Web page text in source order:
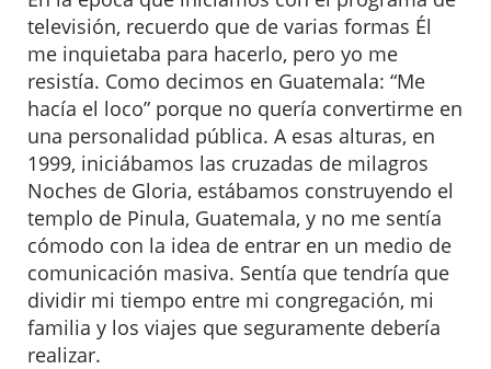
televisión, recuerdo que de varias formas Él
me inquietaba para hacerlo, pero yo me
resistía. Como decimos en Guatemala: “Me
hacía el loco” porque no quería convertirme en
una personalidad pública. A esas alturas, en
1999, iniciábamos las cruzadas de milagros
Noches de Gloria, estábamos construyendo el
templo de Pinula, Guatemala, y no me sentía
cómodo con la idea de entrar en un medio de
comunicación masiva. Sentía que tendría que
dividir mi tiempo entre mi congregación, mi
familia y los viajes que seguramente debería
realizar.